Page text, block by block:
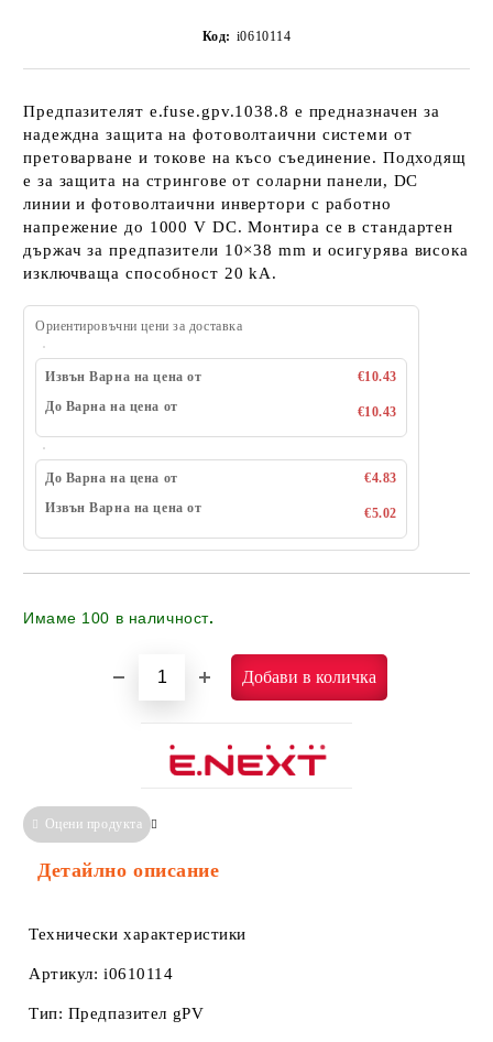
Код: i0610114
Предпазителят e.fuse.gpv.1038.8 е предназначен за
надеждна защита на фотоволтаични системи от
претоварване и токове на късо съединение. Подходящ
е за защита на стрингове от соларни панели, DC
линии и фотоволтаични инвертори с работно
напрежение до 1000 V DC. Монтира се в стандартен
държач за предпазители 10×38 mm и осигурява висока
изключваща способност 20 kA.
Ориентировъчни цени за доставка
Извън Варна на цена от
€10.43
До Варна на цена от
€10.43
До Варна на цена от
€4.83
Извън Варна на цена от
€5.02
Имаме 100 в наличност.
Оцени продукта
Детайлно описание
Технически характеристики
Артикул: i0610114
Тип: Предпазител gPV